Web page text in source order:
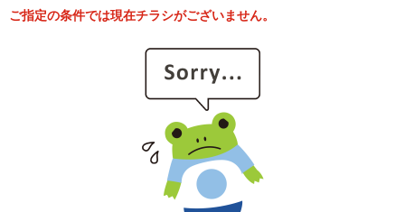
ご指定の条件では現在チラシがございません。